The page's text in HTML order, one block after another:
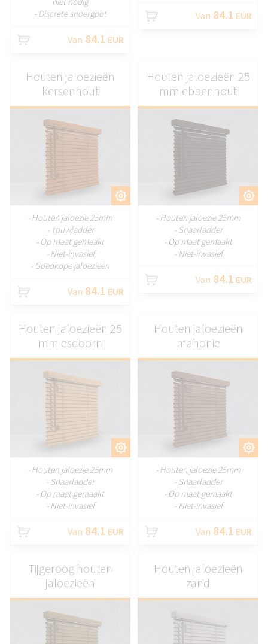
- Discrete snoergoot
Van 84.1 EUR
Van 84.1 EUR
Houten jaloezieën
kersenhout
- Houten jaloezie 25mm
- Touwladder
- Op maat gemaakt
- Niet-invasief
- Goedkope jaloezieën
Van 84.1 EUR
Houten jaloezieën 25
mm ebbenhout
- Houten jaloezie 25mm
- Snaarladder
- Op maat gemaakt
- Niet-invasief
Van 84.1 EUR
Houten jaloezieën 25
mm esdoorn
- Houten jaloezie 25mm
- Snaarladder
- Op maat gemaakt
- Niet-invasief
Van 84.1 EUR
Houten jaloezieën
mahonie
- Houten jaloezie 25mm
- Snaarladder
- Op maat gemaakt
- Niet-invasief
Van 84.1 EUR
Tijgeroog houten
jaloezieën
Houten jaloezieën
zand